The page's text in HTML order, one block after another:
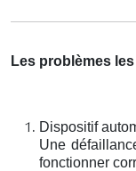
Les problèmes
Dispositif
Une
fonctionner